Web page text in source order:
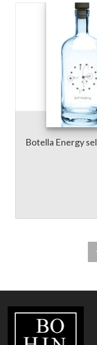
Botella Energy
LIBRERÍA
BOHINDRA